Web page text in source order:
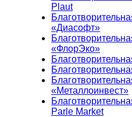
Plaut
«Диасофт»
«ФлорЭко»
«Металлоинвест»
Parle Market